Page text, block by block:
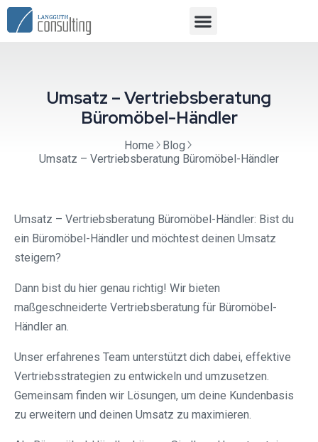
Umsatz – Vertriebsberatung
Büromöbel-Händler
Home
Blog
Umsatz – Vertriebsberatung Büromöbel-Händler
Umsatz – Vertriebsberatung Büromöbel-Händler: Bist du
ein Büromöbel-Händler und möchtest deinen Umsatz
steigern?
Dann bist du hier genau richtig! Wir bieten
maßgeschneiderte Vertriebsberatung für Büromöbel-
Händler an.
Unser erfahrenes Team unterstützt dich dabei, effektive
Vertriebsstrategien zu entwickeln und umzusetzen.
Gemeinsam finden wir Lösungen, um deine Kundenbasis
zu erweitern und deinen Umsatz zu maximieren.